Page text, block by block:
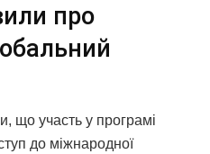
про
що участь у програмі
до міжнародної